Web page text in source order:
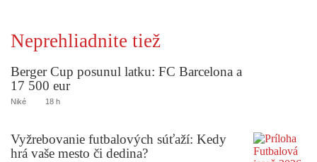
Neprehliadnite tiež
Berger Cup posunul latku: FC Barcelona a
17 500 eur
Niké 18 h
Vyžrebovanie futbalových súťaží: Kedy
hrá vaše mesto či dedina?